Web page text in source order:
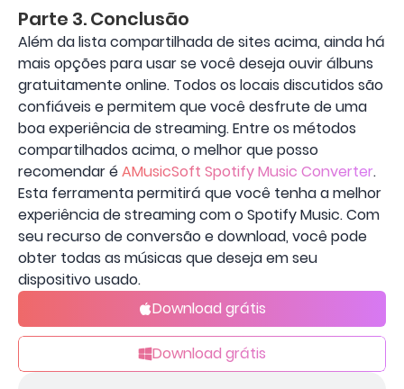
Parte 3. Conclusão
Além da lista compartilhada de sites acima, ainda há
mais opções para usar se você deseja ouvir álbuns
gratuitamente online. Todos os locais discutidos são
confiáveis ​​e permitem que você desfrute de uma
boa experiência de streaming. Entre os métodos
compartilhados acima, o melhor que posso
recomendar éAMusicSoft Spotify Music Converter.
Esta ferramenta permitirá que você tenha a melhor
experiência de streaming com o Spotify Music. Com
seu recurso de conversão e download, você pode
obter todas as músicas que deseja em seu
dispositivo usado.
Download grátis
Download grátis